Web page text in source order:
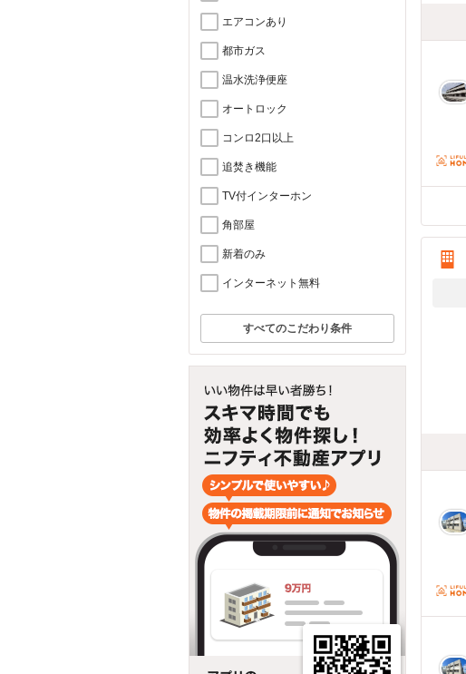
エアコンあり
都市ガス
温水洗浄便座
オートロック
コンロ2口以上
追焚き機能
TV付インターホン
角部屋
新着のみ
インターネット無料
すべてのこだわり条件